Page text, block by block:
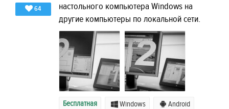
64
настольного компьютера Windows на
другие компьютеры по локальной сети.
Бесплатная Windows Android